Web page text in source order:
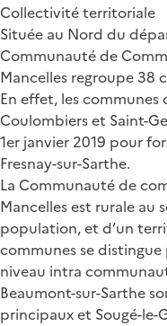
Collectivité territoriale
Située au Nord du
Communauté de
Mancelles regroupe 38
En effet, les communes
Coulombiers et Saint-
1er janvier 2019 pour
Fresnay-sur-Sarthe.
La Communauté de
Mancelles est rurale au
population, et d’un
communes se
niveau intra
Beaumont-sur-Sarthe
principaux et Sougé-le-